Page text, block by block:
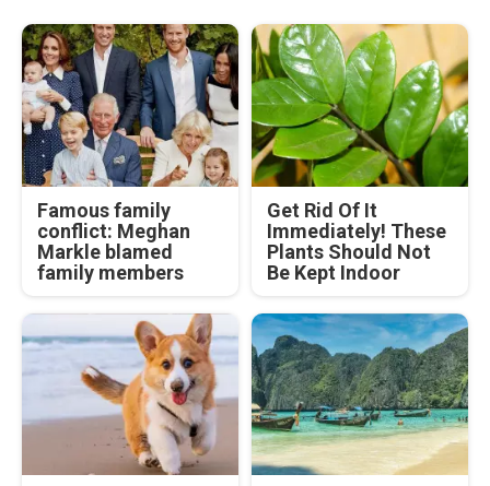
Famous family
conflict: Meghan
Markle blamed
family members
Get Rid Of It
Immediately! These
Plants Should Not
Be Kept Indoor